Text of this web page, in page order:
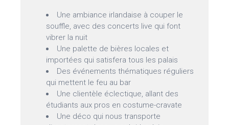
Une ambiance irlandaise à couper le
souffle, avec des concerts live qui font
vibrer la nuit
Une palette de bières locales et
importées qui satisfera tous les palais
Des événements thématiques réguliers
qui mettent le feu au bar
Une clientèle éclectique, allant des
étudiants aux pros en costume-cravate
Une déco qui nous transporte